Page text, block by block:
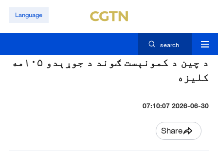
Language
search
د چین د کمونېست ګوند د جوړېدو ۱۰۵مه
کلیزه
2026-06-30 07:10:07
Share